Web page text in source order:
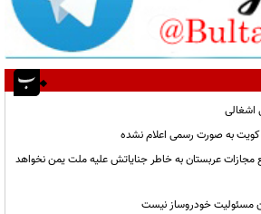
اشغالی
کویت به صورت رسمی اعلام نشده
مجازات عربستان به خاطر جنایاتش علیه ملت یمن نخواهد
مسئولیت خودروساز نیست